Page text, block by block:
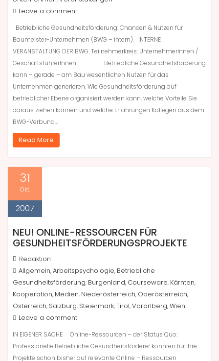
Leave a comment
Betriebliche Gesundheitsförderung: Chancen & Nutzen für
Baumeister-Unternehmen (BWG – intern). INTERNE
VERANSTALTUNG DER BWG. Teilnehmerkreis: UnternehmerInnen /
GeschäftsführerInnen Betriebliche Gesundheitsförderung
kann – gerade – am Bau wesentlichen Nutzen für das
Unternehmen generieren. Wie Gesundheitsförderung auf
betrieblicher Ebene organisiert werden kann, welche Vorteile Sie
daraus ziehen können und welche Erfahrungen Kollegen aus dem
BWG-Verbund…
Read More
31
Okt.
2007
NEU! ONLINE-RESSOURCEN FÜR
GESUNDHEITSFÖRDERUNGSPROJEKTE
Redaktion
Allgemein,Arbeitspsychologie, Betriebliche
Gesundheitsförderung, Burgenland, Courseware, Kärnten,
Kooperation, Medien, Niederösterreich, Oberösterreich,
Österreich, Salzburg, Steiermark,Tirol,Vorarlberg,Wien
Leave a comment
IN EIGENER SACHE Online-Ressourcen – der Status Quo:
Professionelle Betriebliche Gesundheitsförderer konnten für Ihre
Projekte schon bisher auf relevante Online – Ressourcen